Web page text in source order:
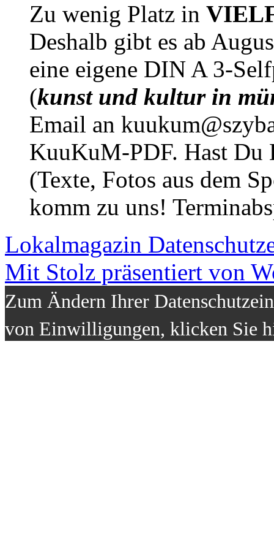
Zu wenig Platz in
Deshalb gibt es ab
eine eigene DIN A 3-
(kunst und kultur in
Email an
KuuKuM-PDF. Hast Du
(Texte, Fotos aus dem
komm zu uns!
Lokalmagazin
Mit Stolz präsentiert von
Zum Ändern Ihrer
von Einwilligungen, klicken Sie